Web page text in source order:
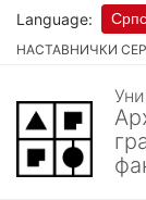
НАСТАВНИЧКИ
Language: